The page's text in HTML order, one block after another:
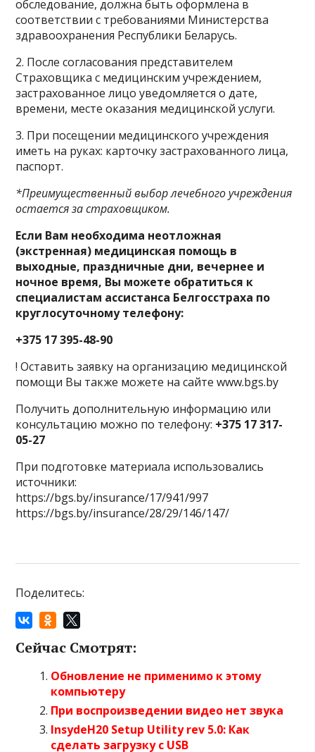
обследование, должна быть оформлена в
соответствии с требованиями Министерства
здравоохранения Республики Беларусь.
2. После согласования представителем
Страховщика с медицинским учреждением,
застрахованное лицо уведомляется о дате,
времени, месте оказания медицинской услуги.
3. При посещении медицинского учреждения
иметь на руках: карточку застрахованного лица,
паспорт.
*Преимущественный выбор лечебного учреждения
остается за страховщиком.
Если Вам необходима неотложная
(экстренная) медицинская помощь в
выходные, праздничные дни, вечернее и
ночное время, Вы можете обратиться к
специалистам ассистанса Белгосстраха по
круглосуточному телефону:
+375 17 395-48-90
! Оставить заявку на организацию медицинской
помощи Вы также можете на сайте www.bgs.by
Получить дополнительную информацию или
консультацию можно по телефону: +375 17 317-
05-27
При подготовке материала использовались
источники:
https://bgs.by/insurance/17/941/997
https://bgs.by/insurance/28/29/146/147/
Поделитесь:
Сейчас Смотрят:
Обновление не применимо к этому
компьютеру
При воспроизведении видео нет звука
InsydeH20 Setup Utility rev 5.0: Как
сделать загрузку с USB